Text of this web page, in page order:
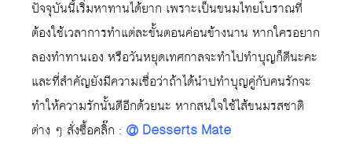
ปัจจุบันนี้เริ่มหาทานได้ยาก เพราะเป็นขนมไทยโบราณที่
ต้องใช้เวลาการทำแต่ละขั้นตอนค่อนข้างนาน หากใครอยาก
ลองทำทานเอง หรือวันหยุดเทศกาลจะทำไปทำบุญก็ดีนะคะ
และที่สำคัญยังมีความเชื่อว่าถ้าได้นำปทำบุญคู่กับคนรักจะ
ทำให้ความรักนั้นดีอีกด้วยนะ หากสนใจใช้ไส้ขนมรสชาติ
ต่าง ๆ สั่งซื้อคลิ๊ก : @ Desserts Mate